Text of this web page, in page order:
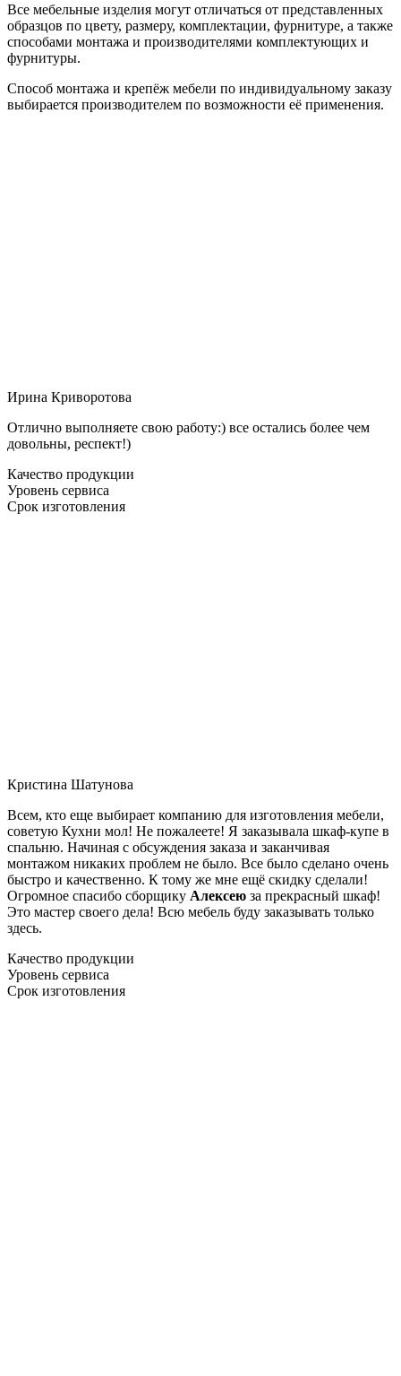
Все мебельные изделия могут отличаться от представленных
образцов по цвету, размеру, комплектации, фурнитуре, а также
способами монтажа и производителями комплектующих и
фурнитуры.
Способ монтажа и крепёж мебели по индивидуальному заказу
выбирается производителем по возможности её применения.
Ирина Криворотова
Отлично выполняете свою работу:) все остались более чем
довольны, респект!)
Качество продукции
Уровень сервиса
Срок изготовления
Кристина Шатунова
Всем, кто еще выбирает компанию для изготовления мебели,
советую Кухни мол! Не пожалеете! Я заказывала шкаф-купе в
спальню. Начиная с обсуждения заказа и заканчивая
монтажом никаких проблем не было. Все было сделано очень
быстро и качественно. К тому же мне ещё скидку сделали!
Огромное спасибо сборщику Алексею за прекрасный шкаф!
Это мастер своего дела! Всю мебель буду заказывать только
здесь.
Качество продукции
Уровень сервиса
Срок изготовления